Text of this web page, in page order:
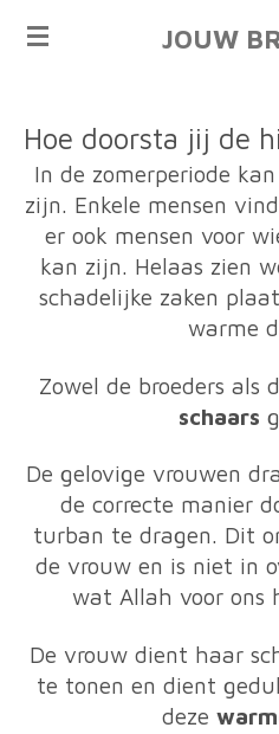
Ga
hoofdinhoud
JOUW
Hoe doorsta jij de
In de zomerperiode
zijn. Enkele mensen
er ook mensen voor
kan zijn. Helaas zien
schadelijke zaken
warme
Zowel de broeders als
schaars
De gelovige vrouwen
de correcte manier
turban te dragen. Dit
de vrouw en is niet in
wat Allah voor ons
De vrouw dient haar
te tonen en dient
deze